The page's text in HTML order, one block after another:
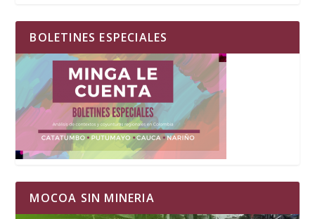
BOLETINES ESPECIALES
MOCOA SIN MINERIA